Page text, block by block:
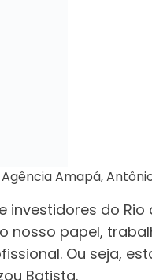
Amapá,
investidores do
nosso papel,
Ou seja,
Batista.